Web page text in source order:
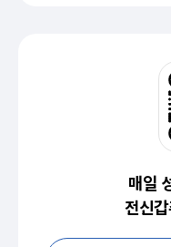
매일
전신